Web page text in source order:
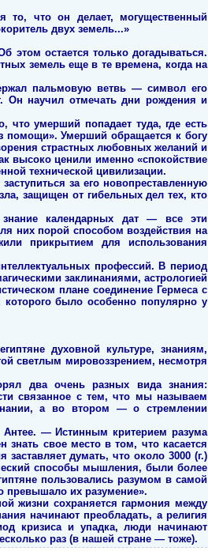
что он делает, могущественный
двух земель...»
этом остается только догадываться.
земель еще в те времена, когда на
пальмовую ветвь — символ его
Он научил отмечать дни рождения и
что умерший попадает туда, где есть
помощи». Умерший обращается к богу
страстных любовных желаний и
высоко ценили именно «спокойствие
технической цивилизации.
за его новопреставленную
защищен от гибельных дел тех, кто
календарных дат — все эти
них порой способом воздействия на
прикрытием для использования
профессий. В период
заклинаниями, астрологией
плане соединение Гермеса с
было особенно популярно у
духовной культуре, знаниям,
светлым мировоззрением, несмотря
два очень разных вида знания:
связанное с тем, что мы называем
а во втором — о стремлении
Антее. — Истинным критерием разума
свое место в том, что касается
думать, что около 3000 (г.)
способы мышления, были более
пользовались разумом в самой
превышало их разумение».
жизни сохраняется гармония между
начинают преобладать, а религия
кризиса и упадка, люди начинают
раз (в нашей стране — тоже).